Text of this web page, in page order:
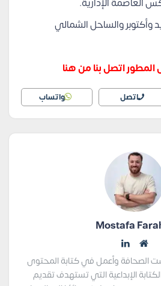
وأكتوبر والساحل الشمالي
اتصل بنا من هنا
اتصل واتساب
Mostafa
الصحافة وأعمل في كتابة المحتوى
الإبداعية التي تستهدف تقديم